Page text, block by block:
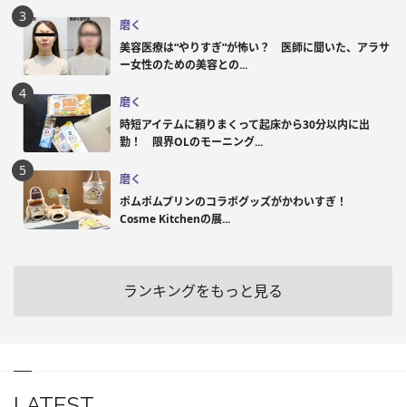
磨く
美容医療は“やりすぎ”が怖い？ 医師に聞いた、アラサ
ー女性のための美容との...
磨く
時短アイテムに頼りまくって起床から30分以内に出
勤！ 限界OLのモーニング...
磨く
ポムポムプリンのコラボグッズがかわいすぎ！
Cosme Kitchenの展...
ランキングをもっと見る